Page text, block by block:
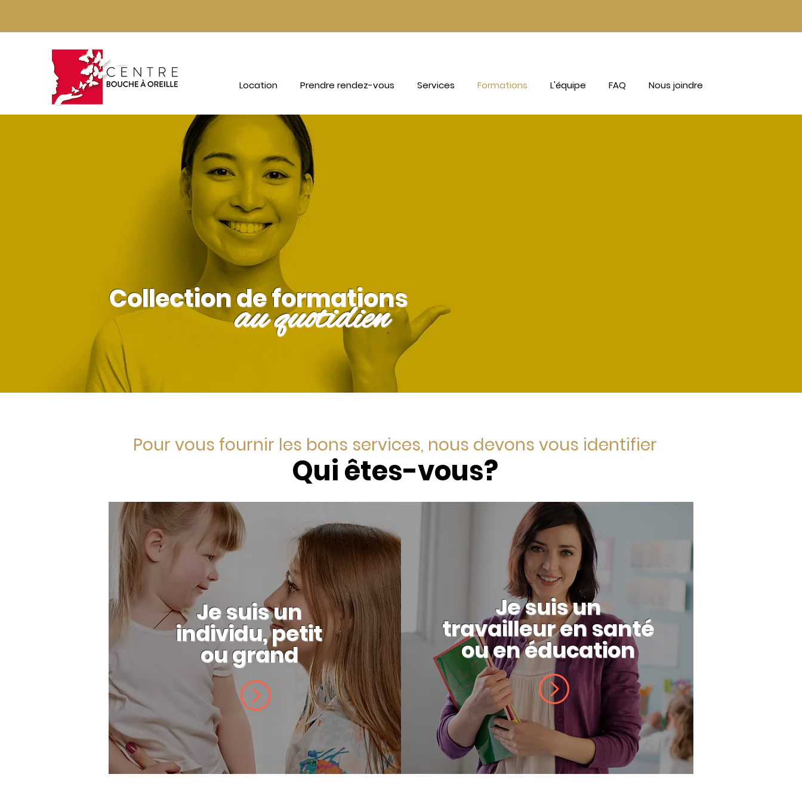
Location Prendre rendez-vous Services Formations L'équipe FAQ Nous joindre
Collection de formations
au quotidien
Pour vous fournir les bons services, nous devons vous identifier
Qui êtes-vous?
Je suis un
individu, petit
ou grand
Je suis un
travailleur en santé
ou en éducation